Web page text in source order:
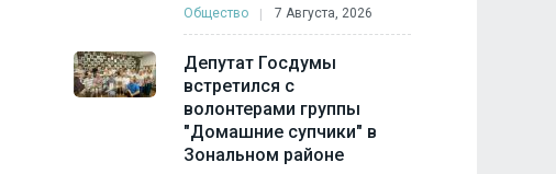
Общество 7 Августа, 2026
Депутат Госдумы
встретился с
волонтерами группы
"Домашние супчики" в
Зональном районе